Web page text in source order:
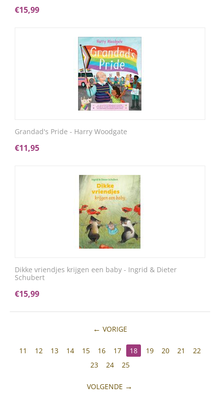
€15,99
Grandad's Pride - Harry Woodgate
€11,95
Dikke vriendjes krijgen een baby - Ingrid & Dieter
Schubert
€15,99
VORIGE
11 12 13 14 15 16 17 18 19 20 21
22
23
24 25
VOLGENDE